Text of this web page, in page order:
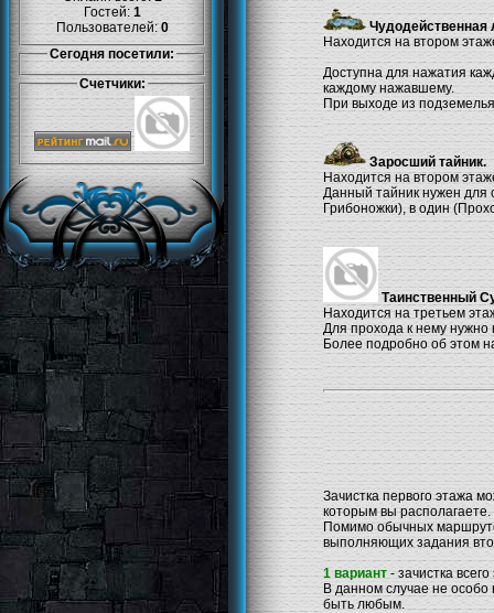
Гостей: 1
Пользователей:0
Сегодня посетили:
Счетчики:
Чудодейственная
Находится на втором
Доступна для нажатия
каждому нажавшему.
При выходе из
Заросший тайник.
Находится на втором
Данный тайник нужен
Грибоножки), в один
Таинственный
Находится на третьем
Для прохода к нему нужно
Более подробно об этом
Зачистка первого этажа
которым вы располагаете.
Помимо обычных
выполняющих задания
1 вариант - зачистка
В данном случае не
быть любым.